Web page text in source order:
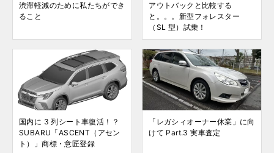
渋滞軽減のために私たちができ
ること
アウトバックと比較する
と。。。新型フォレスター
（SL 型）試乗！
国内に 3 列シート車復活！？
SUBARU「ASCENT（アセン
ト）」商標・意匠登録
「レガシィオーナー休業」に向
けて Part.3 実車査定